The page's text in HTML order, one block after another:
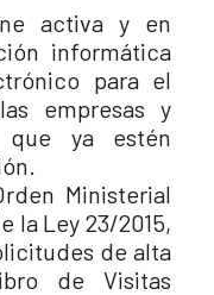
activa y en
informática
para el
empresas y
que ya estén
Ministerial
la Ley 23/2015,
de alta
de Visitas